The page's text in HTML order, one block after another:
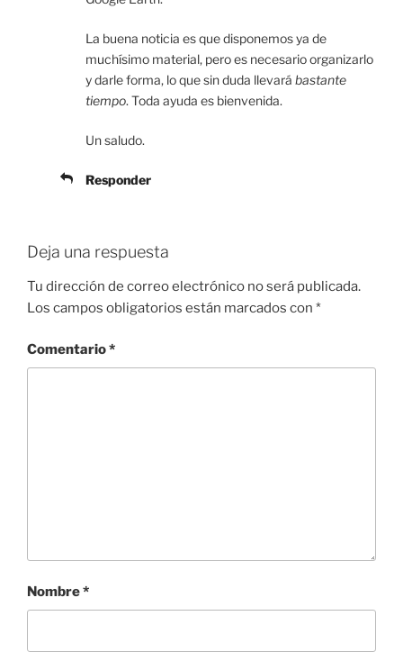
La buena noticia es que disponemos ya de
muchísimo material, pero es necesario organizarlo
y darle forma, lo que sin duda llevará bastante
tiempo. Toda ayuda es bienvenida.
Un saludo.
Responder
Deja una respuesta
Tu dirección de correo electrónico no será publicada.
Los campos obligatorios están marcados con *
Comentario*
Nombre*